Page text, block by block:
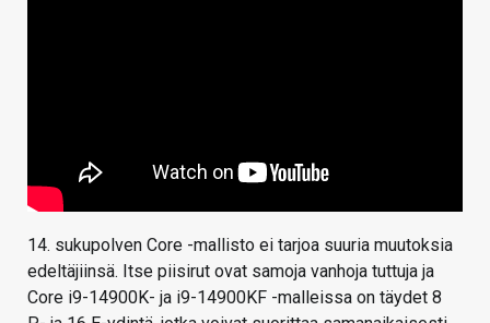
14. sukupolven Core -mallisto ei tarjoa suuria muutoksia
edeltäjiinsä. Itse piisirut ovat samoja vanhoja tuttuja ja
Core i9-14900K- ja i9-14900KF -malleissa on täydet 8